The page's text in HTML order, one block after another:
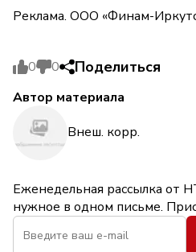
Реклама. ООО «Финам-
0 0 Поделиться
Автор материала
Внеш. корр.
Еженедельная рассылка от
нужное в одном письме.